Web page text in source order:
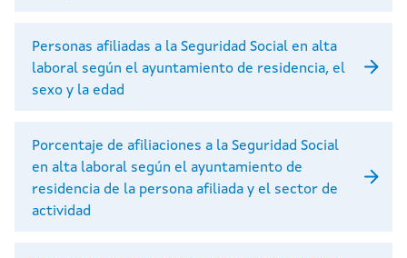
Personas afiliadas a la Seguridad Social en alta
laboral según el ayuntamiento de residencia, el
sexo y la edad
Porcentaje de afiliaciones a la Seguridad Social
en alta laboral según el ayuntamiento de
residencia de la persona afiliada y el sector de
actividad